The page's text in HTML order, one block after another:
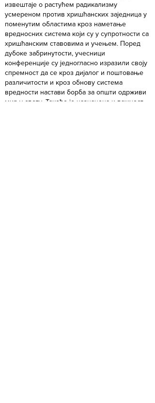
извештаје о растућем радикализму
усмереном против хришћанских заједница у
поменутим областима кроз наметање
вредносних система који су у супротности са
хришћанским ставовима и учењем. Поред
дубоке забринутости, учесници
конференције су једногласно изразили своју
спремност да се кроз дијалог и поштовање
различитости и кроз обнову система
вредности настави борба за општи одрживи
мир у свету. Такође је назначена и важност